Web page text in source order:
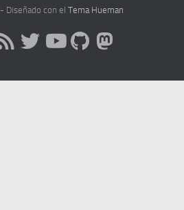
- Diseñado con elTema Hueman